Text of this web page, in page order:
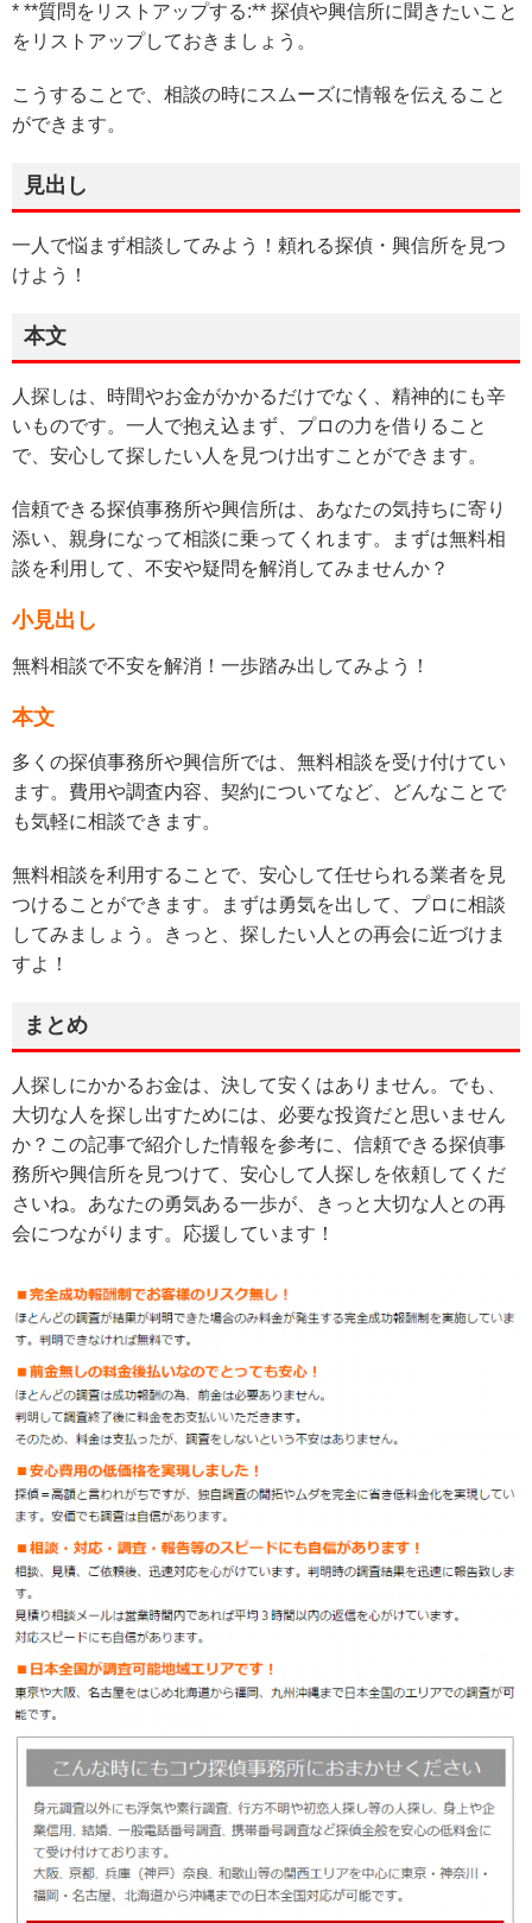
* **質問をリストアップする:** 探偵や興信所に聞きたいこと
をリストアップしておきましょう。
こうすることで、相談の時にスムーズに情報を伝えること
ができます。
見出し
一人で悩まず相談してみよう！頼れる探偵・興信所を見つ
けよう！
本文
人探しは、時間やお金がかかるだけでなく、精神的にも辛
いものです。一人で抱え込まず、プロの力を借りること
で、安心して探したい人を見つけ出すことができます。
信頼できる探偵事務所や興信所は、あなたの気持ちに寄り
添い、親身になって相談に乗ってくれます。まずは無料相
談を利用して、不安や疑問を解消してみませんか？
小見出し
無料相談で不安を解消！一歩踏み出してみよう！
本文
多くの探偵事務所や興信所では、無料相談を受け付けてい
ます。費用や調査内容、契約についてなど、どんなことで
も気軽に相談できます。
無料相談を利用することで、安心して任せられる業者を見
つけることができます。まずは勇気を出して、プロに相談
してみましょう。きっと、探したい人との再会に近づけま
すよ！
まとめ
人探しにかかるお金は、決して安くはありません。でも、
大切な人を探し出すためには、必要な投資だと思いません
か？この記事で紹介した情報を参考に、信頼できる探偵事
務所や興信所を見つけて、安心して人探しを依頼してくだ
さいね。あなたの勇気ある一歩が、きっと大切な人との再
会につながります。応援しています！